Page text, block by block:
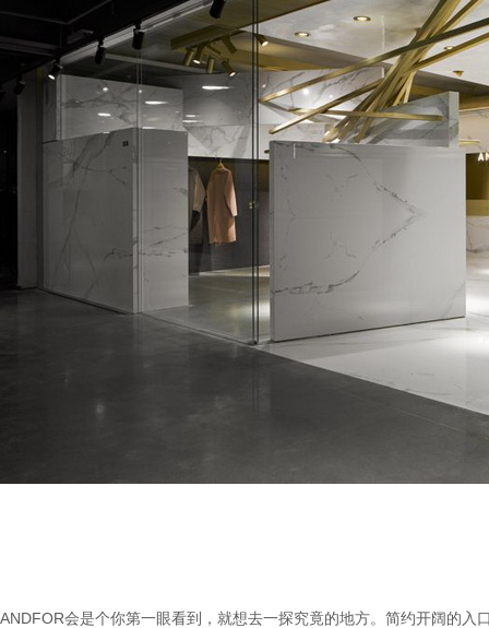
ANDFOR会是个你第一眼看到，就想去一探究竟的地方。简约开阔的